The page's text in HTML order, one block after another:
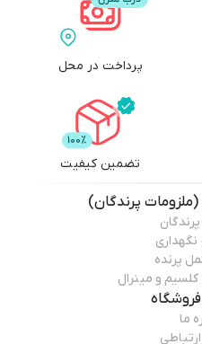
پرداخت در محل
تضمین کیفیت
پرندگان)
پرنده
و مینرال
ما